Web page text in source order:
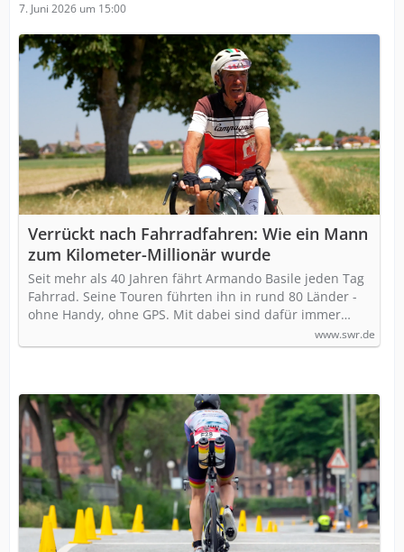
7. Juni 2026 um 15:00
Verrückt nach Fahrradfahren: Wie ein Mann
zum Kilometer-Millionär wurde
Seit mehr als 40 Jahren fährt Armando Basile jeden Tag
Fahrrad. Seine Touren führten ihn in rund 80 Länder -
ohne Handy, ohne GPS. Mit dabei sind dafür immer…
www.swr.de